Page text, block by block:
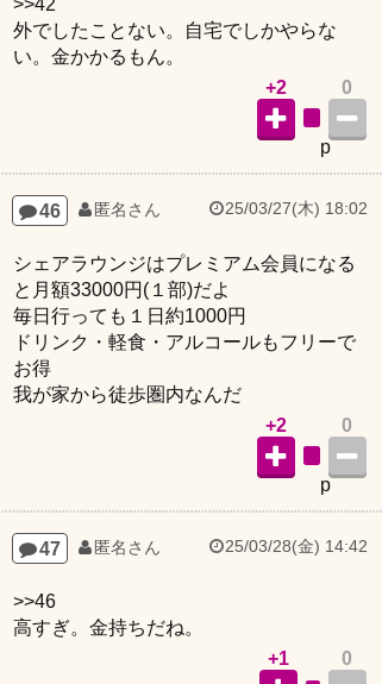
外でしたことない。自宅でしかやらな
い。金かかるもん。
0
p
+2
46 匿名さん 25/03/27(木) 18:02
シェアラウンジはプレミアム会員になる
と月額33000円(１部)だよ
毎日行っても１日約1000円
ドリンク・軽食・アルコールもフリーで
お得
我が家から徒歩圏内なんだ
0
p
+2
47 匿名さん 25/03/28(金) 14:42
>>46
高すぎ。金持ちだね。
0
+1